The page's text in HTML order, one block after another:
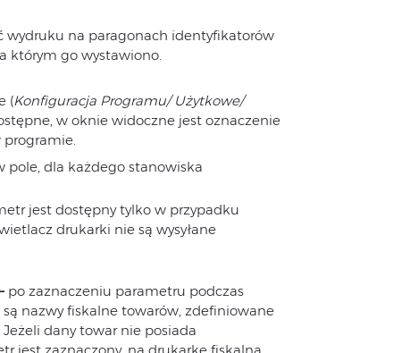
wydruku na paragonach identyfikatorów
którym go wystawiono.
(Konfiguracja Programu/ Użytkowe/
w oknie widoczne jest oznaczenie
pole, dla każdego stanowiska
jest dostępny tylko w przypadku
drukarki nie są wysyłane
po zaznaczeniu parametru podczas
nazwy fiskalne towarów, zdefiniowane
. Jeżeli dany towar nie posiada
jest zaznaczony, na drukarkę fiskalną